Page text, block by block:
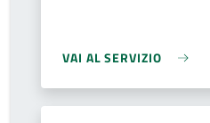
VAI AL SERVIZIO